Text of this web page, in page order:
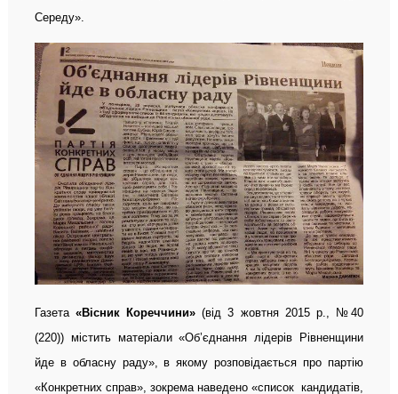
Середу».
Газета«Вісник Кореччини» (від 3 жовтня 2015 р., №40
(220)) містить матеріали «Об’єднання лідерів Рівненщини
йде в обласну раду», в якому розповідається про партію
«Конкретних справ», зокрема наведено «список кандидатів,